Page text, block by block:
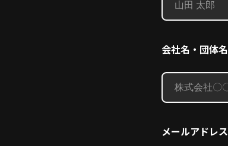
会社名・団体名
メールアドレス